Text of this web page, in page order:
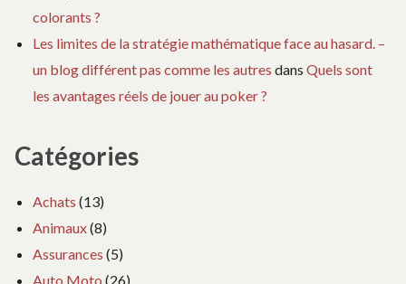
colorants ?
Les limites de la stratégie mathématique face au hasard. –
un blog différent pas comme les autres dans Quels sont
les avantages réels de jouer au poker ?
Catégories
Achats (13)
Animaux(8)
Assurances (5)
Auto Moto (26)